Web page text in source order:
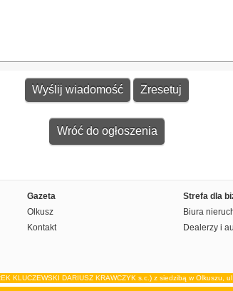
Wróć do ogłoszenia
Gazeta
Olkusz
Kontakt
Strefa dla
Biura
Dealerzy i
KLUCZEWSKI DARIUSZ KRAWCZYK s.c.) z siedzibą w Olkuszu,